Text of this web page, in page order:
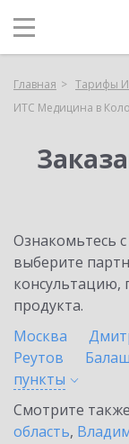
Главная Тарифы
ИТС Медицина в
Ознакомьтесь
выберите
консультацию,
продукта.
Москва
Реутов
пункты
Смотрите
область,